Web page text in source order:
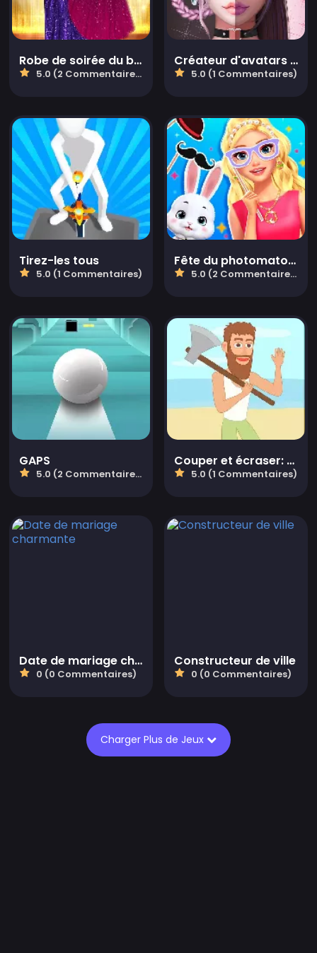
Robe de soirée du bal de promo
5.0 (2 Commentaires)
Créateur d'avatars en direct: Filles
5.0 (1 Commentaires)
Tirez-les tous
5.0 (1 Commentaires)
Fête du photomaton BFF de Pâques
5.0 (2 Commentaires)
GAPS
5.0 (2 Commentaires)
Couper et écraser: mineur clicker
5.0 (1 Commentaires)
Date de mariage charmante
0 (0 Commentaires)
Constructeur de ville
0 (0 Commentaires)
Charger Plus de Jeux